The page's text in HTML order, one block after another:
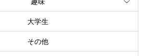
大学生
その他